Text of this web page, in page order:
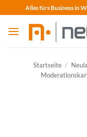
to
content
Alles fürs Business in
Startseite /